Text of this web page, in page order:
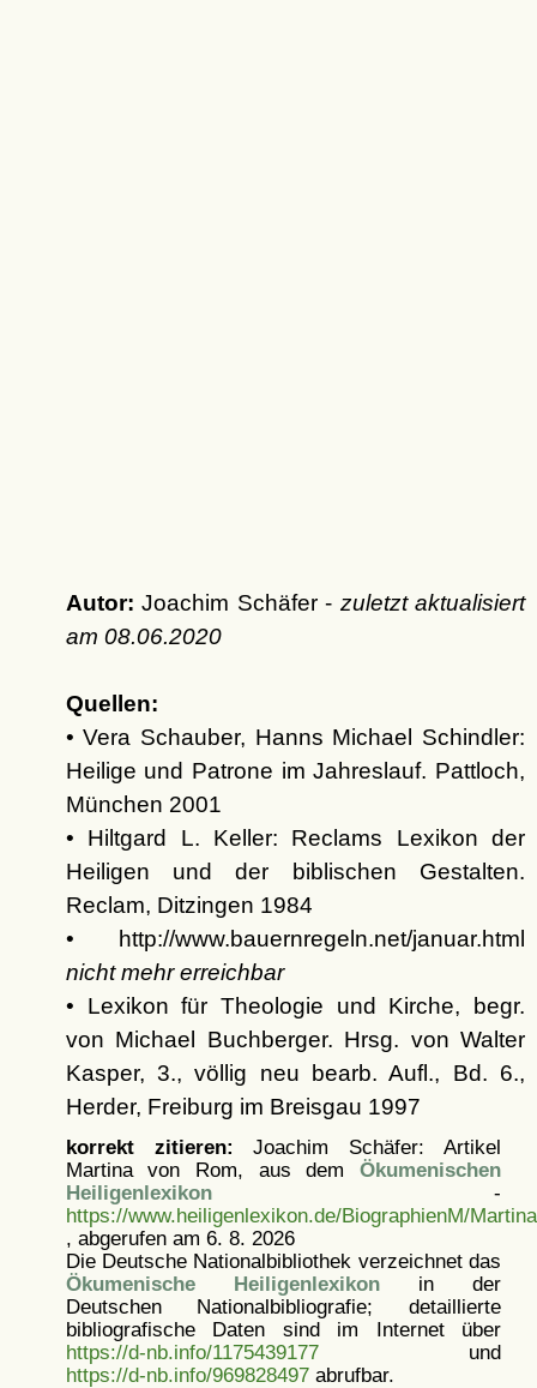
Autor: Joachim Schäfer - zuletzt aktualisiert
am 08.06.2020
Quellen:
• Vera Schauber, Hanns Michael Schindler:
Heilige und Patrone im Jahreslauf. Pattloch,
München 2001
• Hiltgard L. Keller: Reclams Lexikon der
Heiligen und der biblischen Gestalten.
Reclam, Ditzingen 1984
• http://www.bauernregeln.net/januar.html
nicht mehr erreichbar
• Lexikon für Theologie und Kirche, begr.
von Michael Buchberger. Hrsg. von Walter
Kasper, 3., völlig neu bearb. Aufl., Bd. 6.,
Herder, Freiburg im Breisgau 1997
korrekt zitieren: Joachim Schäfer: Artikel
Martina von Rom, aus dem Ökumenischen
Heiligenlexikon-
https://www.heiligenlexikon.de/BiographienM/
, abgerufen am 6. 8. 2026
Die Deutsche Nationalbibliothek verzeichnet das
Ökumenische Heiligenlexikonin der
Deutschen Nationalbibliografie; detaillierte
bibliografische Daten sind im Internet über
https://d-nb.info/1175439177und
https://d-nb.info/969828497abrufbar.